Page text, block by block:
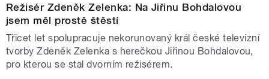
Režisér Zdeněk Zelenka: Na Jiřinu Bohdalovou
jsem měl prostě štěstí
Třicet let spolupracuje nekorunovaný král české televizní
tvorby Zdeněk Zelenka s herečkou Jiřinou Bohdalovou,
pro kterou se stal dvorním režisérem.